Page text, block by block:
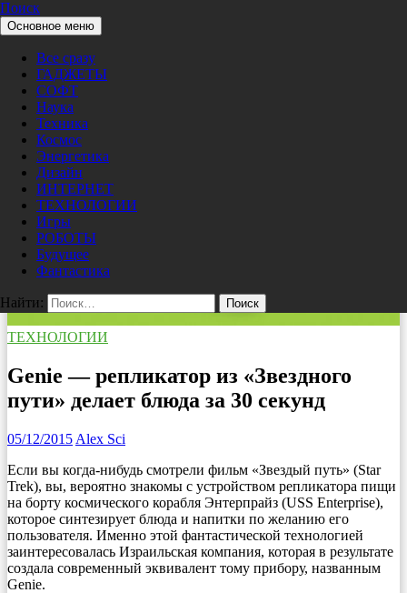
Перейти к содержимому
Pro/Hi-Tech
Поиск
Основное меню
Все сразу
ГАДЖЕТЫ
СОФТ
Наука
Техника
Космос
Энергетика
Дизайн
ИНТЕРНЕТ
ТЕХНОЛОГИИ
Игры
РОБОТЫ
Будущее
Фантастика
Найти:
ТЕХНОЛОГИИ
Genie — репликатор из «Звездного
пути» делает блюда за 30 секунд
05/12/2015 Alex Sci
Если вы когда-нибудь смотрели фильм «Звездый путь» (Star
Trek), вы, вероятно знакомы с устройством репликатора пищи
на борту космического корабля Энтерпрайз (USS Enterprise),
которое синтезирует блюда и напитки по желанию его
пользователя. Именно этой фантастической технологией
заинтересовалась Израильская компания, которая в результате
создала современный эквивалент тому прибору, названным
Genie.